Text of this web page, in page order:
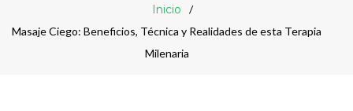
Inicio
Masaje Ciego: Beneficios, Técnica y Realidades de esta Terapia
Milenaria